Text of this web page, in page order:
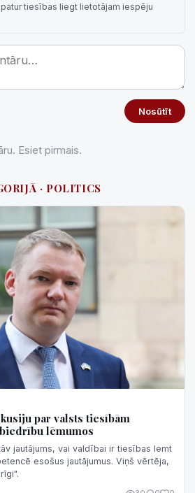
tiesības liegt lietotājam iespēju
Nosūtīt
Esiet pirmais.
· POLITICS
par valsts tiesībām
lēmumos
jautājums, vai valdībai ir tiesības lemt
esošus jautājumus. Viņš vērtēja,